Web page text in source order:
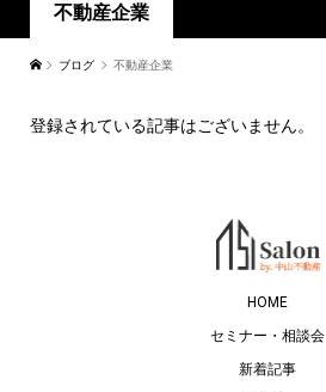
不動産企業
ブログ 不動産企業
登録されている記事はございません。
HOME
セミナー・相談会
新着記事